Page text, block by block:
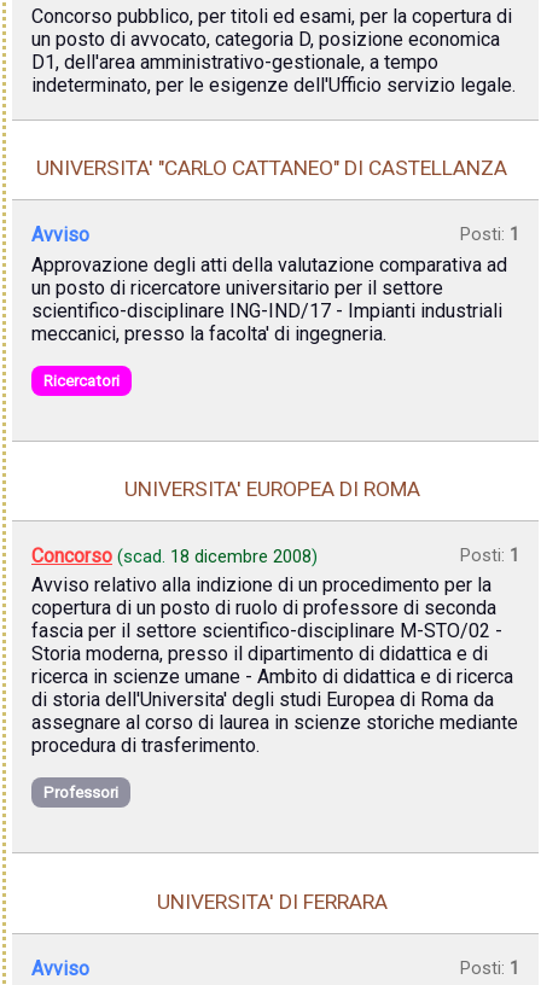
Concorso pubblico, per titoli ed esami, per la copertura di
un posto di avvocato, categoria D, posizione economica
D1, dell'area amministrativo-gestionale, a tempo
indeterminato, per le esigenze dell'Ufficio servizio legale.
UNIVERSITA' "CARLO CATTANEO" DI CASTELLANZA
Avviso Posti: 1
Approvazione degli atti della valutazione comparativa ad
un posto di ricercatore universitario per il settore
scientifico-disciplinare ING-IND/17 - Impianti industriali
meccanici, presso la facolta' di ingegneria.
Ricercatori
UNIVERSITA' EUROPEA DI ROMA
Concorso (scad. 18 dicembre 2008) Posti: 1
Avviso relativo alla indizione di un procedimento per la
copertura di un posto di ruolo di professore di seconda
fascia per il settore scientifico-disciplinare M-STO/02 -
Storia moderna, presso il dipartimento di didattica e di
ricerca in scienze umane - Ambito di didattica e di ricerca
di storia dell'Universita' degli studi Europea di Roma da
assegnare al corso di laurea in scienze storiche mediante
procedura di trasferimento.
Professori
UNIVERSITA' DI FERRARA
Avviso Posti: 1